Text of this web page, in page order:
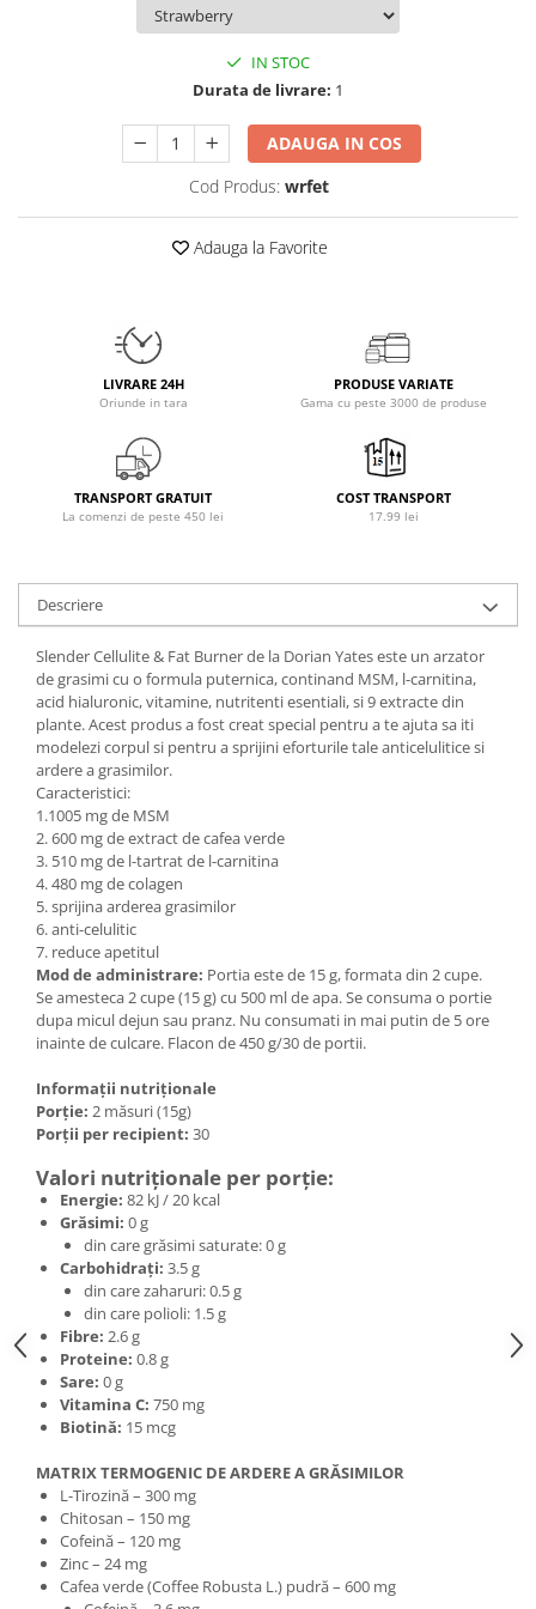
Rich Piana 5% Nutrition
Skill Nutrition
Smart Shake
Swanson
Universal
Vitargo
Zenana
IN STOC
Durata de livrare: 1
ADAUGA IN COS
Cod Produs: wrfet
Adauga la Favorite
LIVRARE 24H
Oriunde in tara
PRODUSE VARIATE
Gama cu peste 3000 de produse
TRANSPORT GRATUIT
La comenzi de peste 450 lei
COST TRANSPORT
17.99 lei
Descriere
Slender Cellulite & Fat Burner de la Dorian Yates este un arzator
de grasimi cu o formula puternica, continand MSM, l-carnitina,
acid hialuronic, vitamine, nutritenti esentiali, si 9 extracte din
plante. Acest produs a fost creat special pentru a te ajuta sa iti
modelezi corpul si pentru a sprijini eforturile tale anticelulitice si
ardere a grasimilor.
Caracteristici:
1.1005 mg de MSM
2. 600 mg de extract de cafea verde
3. 510 mg de l-tartrat de l-carnitina
4. 480 mg de colagen
5. sprijina arderea grasimilor
6. anti-celulitic
7. reduce apetitul
Mod de administrare: Portia este de 15 g, formata din 2 cupe.
Se amesteca 2 cupe (15 g) cu 500 ml de apa. Se consuma o portie
dupa micul dejun sau pranz. Nu consumati in mai putin de 5 ore
inainte de culcare. Flacon de 450 g/30 de portii.
Informații nutriționale
Porție: 2 măsuri (15g)
Porții per recipient: 30
Valori nutriționale per porție:
Energie: 82 kJ / 20 kcal
Grăsimi: 0 g
din care grăsimi saturate: 0 g
Carbohidrați: 3.5 g
din care zaharuri: 0.5 g
din care polioli: 1.5 g
Fibre: 2.6 g
Proteine: 0.8 g
Sare: 0 g
Vitamina C: 750 mg
Biotină: 15 mcg
MATRIX TERMOGENIC DE ARDERE A GRĂSIMILOR
L-Tirozină – 300 mg
Chitosan – 150 mg
Cofeină – 120 mg
Zinc – 24 mg
Cafea verde (Coffee Robusta L.) pudră – 600 mg